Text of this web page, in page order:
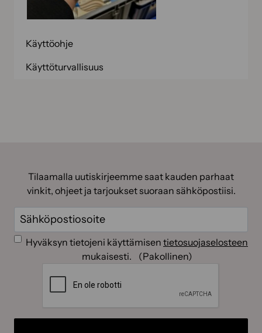
Käyttöohje
Käyttöturvallisuus
Tilaamalla uutiskirjeemme saat kauden parhaat
vinkit, ohjeet ja tarjoukset suoraan sähköpostiisi.
Sähköposti
(Pakollinen)
Suostumus (Pakollinen)
Hyväksyn tietojeni käyttämisen tietosuojaselosteen
mukaisesti.
(Pakollinen)